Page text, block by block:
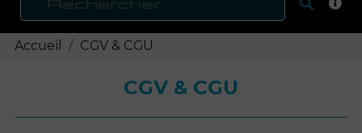

Accueil CGV & CGU
CGV & CGU